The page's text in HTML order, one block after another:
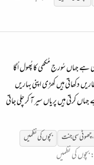
جہاں سُورج مُکھی کا پُھول اُگا
دکھاتی ہیں کھڑی اپنی بہاریں
کرتی ہیں پریاں سیر آ کر چلی جاتی
، چھوٹی سی جنت بچوںکینظمیں
بچوں کی نظمیں